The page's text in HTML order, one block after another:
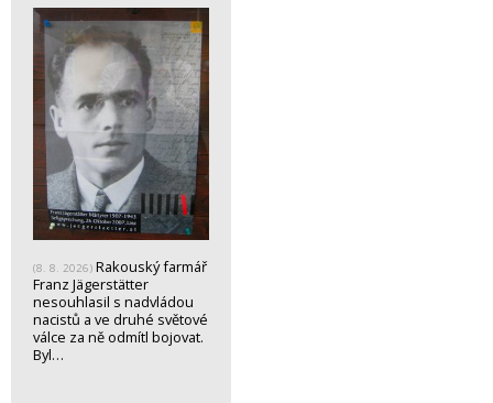
(8. 8. 2026) Rakouský farmář
Franz Jägerstätter
nesouhlasil s nadvládou
nacistů a ve druhé světové
válce za ně odmítl bojovat.
Byl…